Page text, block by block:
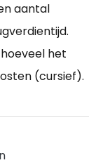
aantal
het
(cursief).